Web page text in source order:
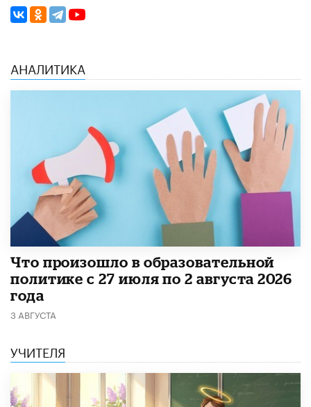
АНАЛИТИКА
​Что произошло в образовательной
политике с 27 июля по 2 августа 2026
года
3 АВГУСТА
УЧИТЕЛЯ